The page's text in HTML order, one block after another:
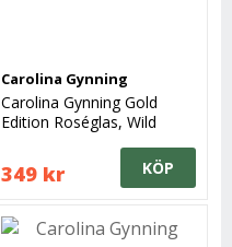
Carolina Gynning
Carolina Gynning Gold
Edition Roséglas, Wild
349 kr KÖP